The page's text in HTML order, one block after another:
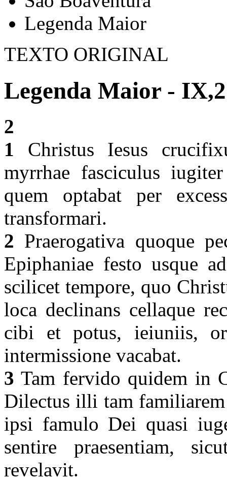
Legenda Maior
TEXTO ORIGINAL
Legenda Maior - IX,2
2
1 Christus Iesus
myrrhae fasciculus
quem optabat per
transformari.
2 Praerogativa quoque
Epiphaniae festo usque
scilicet tempore, quo
loca declinans cellaque
cibi et potus, ieiuniis,
intermissione vacabat.
3 Tam fervido quidem in
Dilectus illi tam
ipsi famulo Dei quasi
sentire praesentiam,
revelavit.